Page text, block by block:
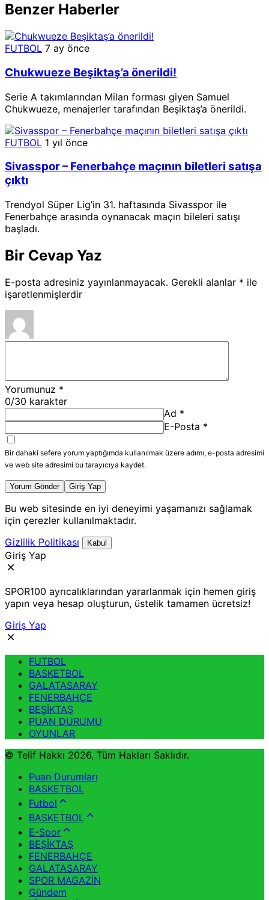
Benzer Haberler
FUTBOL 7 ay önce
Chukwueze Beşiktaş’a önerildi!
Serie A takımlarından Milan forması giyen Samuel
Chukwueze, menajerler tarafından Beşiktaş’a önerildi.
FUTBOL 1 yıl önce
Sivasspor – Fenerbahçe maçının biletleri satışa
çıktı
Trendyol Süper Lig’in 31. haftasında Sivasspor ile
Fenerbahçe arasında oynanacak maçın bileleri satışı
başladı.
Bir Cevap Yaz
E-posta adresiniz yayınlanmayacak. Gerekli alanlar * ile
işaretlenmişlerdir
Yorumunuz *
0/30 karakter
Ad *
E-Posta *
Bir dahaki sefere yorum yaptığımda kullanılmak üzere adımı, e-posta adresimi
ve web site adresimi bu tarayıcıya kaydet.
Yorum Gönder Giriş Yap
Bu web sitesinde en iyi deneyimi yaşamanızı sağlamak
için çerezler kullanılmaktadır.
Gizlilik Politikası
Kabul
Giriş Yap
SPOR100 ayrıcalıklarından yararlanmak için hemen giriş
yapın veya hesap oluşturun, üstelik tamamen ücretsiz!
Giriş Yap
FUTBOL
BASKETBOL
GALATASARAY
FENERBAHÇE
BEŞİKTAŞ
PUAN DURUMU
OYUNLAR
© Telif Hakkı 2026, Tüm Hakları Saklıdır.
Puan Durumları
BASKETBOL
Futbol
BASKETBOL
E-Spor
BEŞİKTAŞ
FENERBAHÇE
GALATASARAY
SPOR MAGAZİN
Gündem